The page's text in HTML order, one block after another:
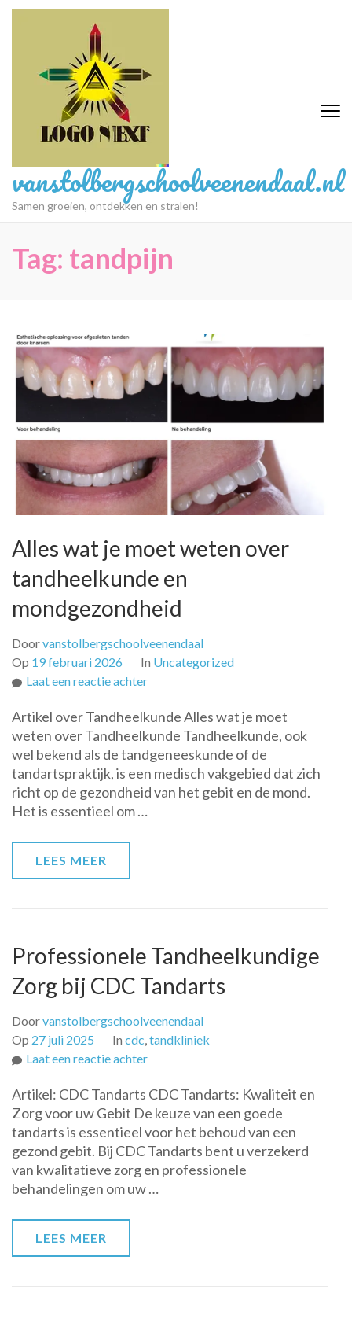
Ga
vanstolbergschoolveenendaal.nl
Samen groeien, ontdekken en stralen!
Tag: tandpijn
Alles wat je moet weten over
tandheelkunde en
mondgezondheid
Doorvanstolbergschoolveenendaal
Op 19 februari 2026 In Uncategorized
Laat een reactie achterop
wat
je
moet
weten
over
tandheelkunde
Artikel over Tandheelkunde Alles wat je moet
weten over Tandheelkunde Tandheelkunde, ook
wel bekend als de tandgeneeskunde of de
tandartspraktijk, is een medisch vakgebied dat zich
richt op de gezondheid van het gebit en de mond.
Het is essentieel om …
LEES MEER
Professionele Tandheelkundige
Zorg bij CDC Tandarts
Doorvanstolbergschoolveenendaal
Op 27 juli 2025 In cdc,tandkliniek
Laat een reactie achterop
Tandheelkundige
Zorg
bij
CDC
Tandarts
Artikel: CDC Tandarts CDC Tandarts: Kwaliteit en
Zorg voor uw Gebit De keuze van een goede
tandarts is essentieel voor het behoud van een
gezond gebit. Bij CDC Tandarts bent u verzekerd
van kwalitatieve zorg en professionele
behandelingen om uw …
LEES MEER